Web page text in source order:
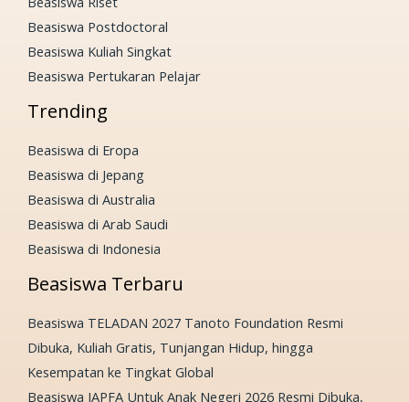
Beasiswa Postdoctoral
Beasiswa Kuliah Singkat
Beasiswa Pertukaran Pelajar
Trending
Beasiswa di Eropa
Beasiswa di Jepang
Beasiswa di Australia
Beasiswa di Arab Saudi
Beasiswa di Indonesia
Beasiswa Terbaru
Beasiswa TELADAN 2027 Tanoto Foundation Resmi
Dibuka, Kuliah Gratis, Tunjangan Hidup, hingga
Kesempatan ke Tingkat Global
Beasiswa JAPFA Untuk Anak Negeri 2026 Resmi Dibuka,